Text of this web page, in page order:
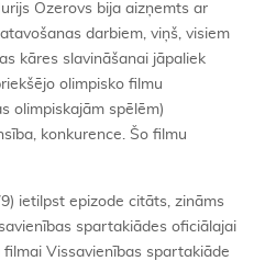
Ozerovs bija aizņemts ar
darbiem, viņš, visiem
kāres slavināšanai jāpaliek
olimpisko filmu
olimpiskajām spēlēm)
konkurence. Šo filmu
ietilpst epizode citāts, zināms
spartakiādes oficiālajai
Vissavienības spartakiāde